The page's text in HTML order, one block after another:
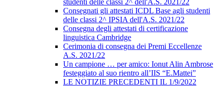
studenti delle classi 2^ dell'A.S. 2021/22
Consegnati gli attestati ICDL Base agli studenti
delle classi 2^ IPSIA dell'A.S. 2021/22
Consegna degli attestati di certificazione
linguistica Cambridge
Cerimonia di consegna dei Premi Eccellenze
A.S. 2021/22
Un campione … per amico: Ionut Alin Ambrose
festeggiato al suo rientro all’IIS “E.Mattei”
LE NOTIZIE PRECEDENTI IL 1/9/2022